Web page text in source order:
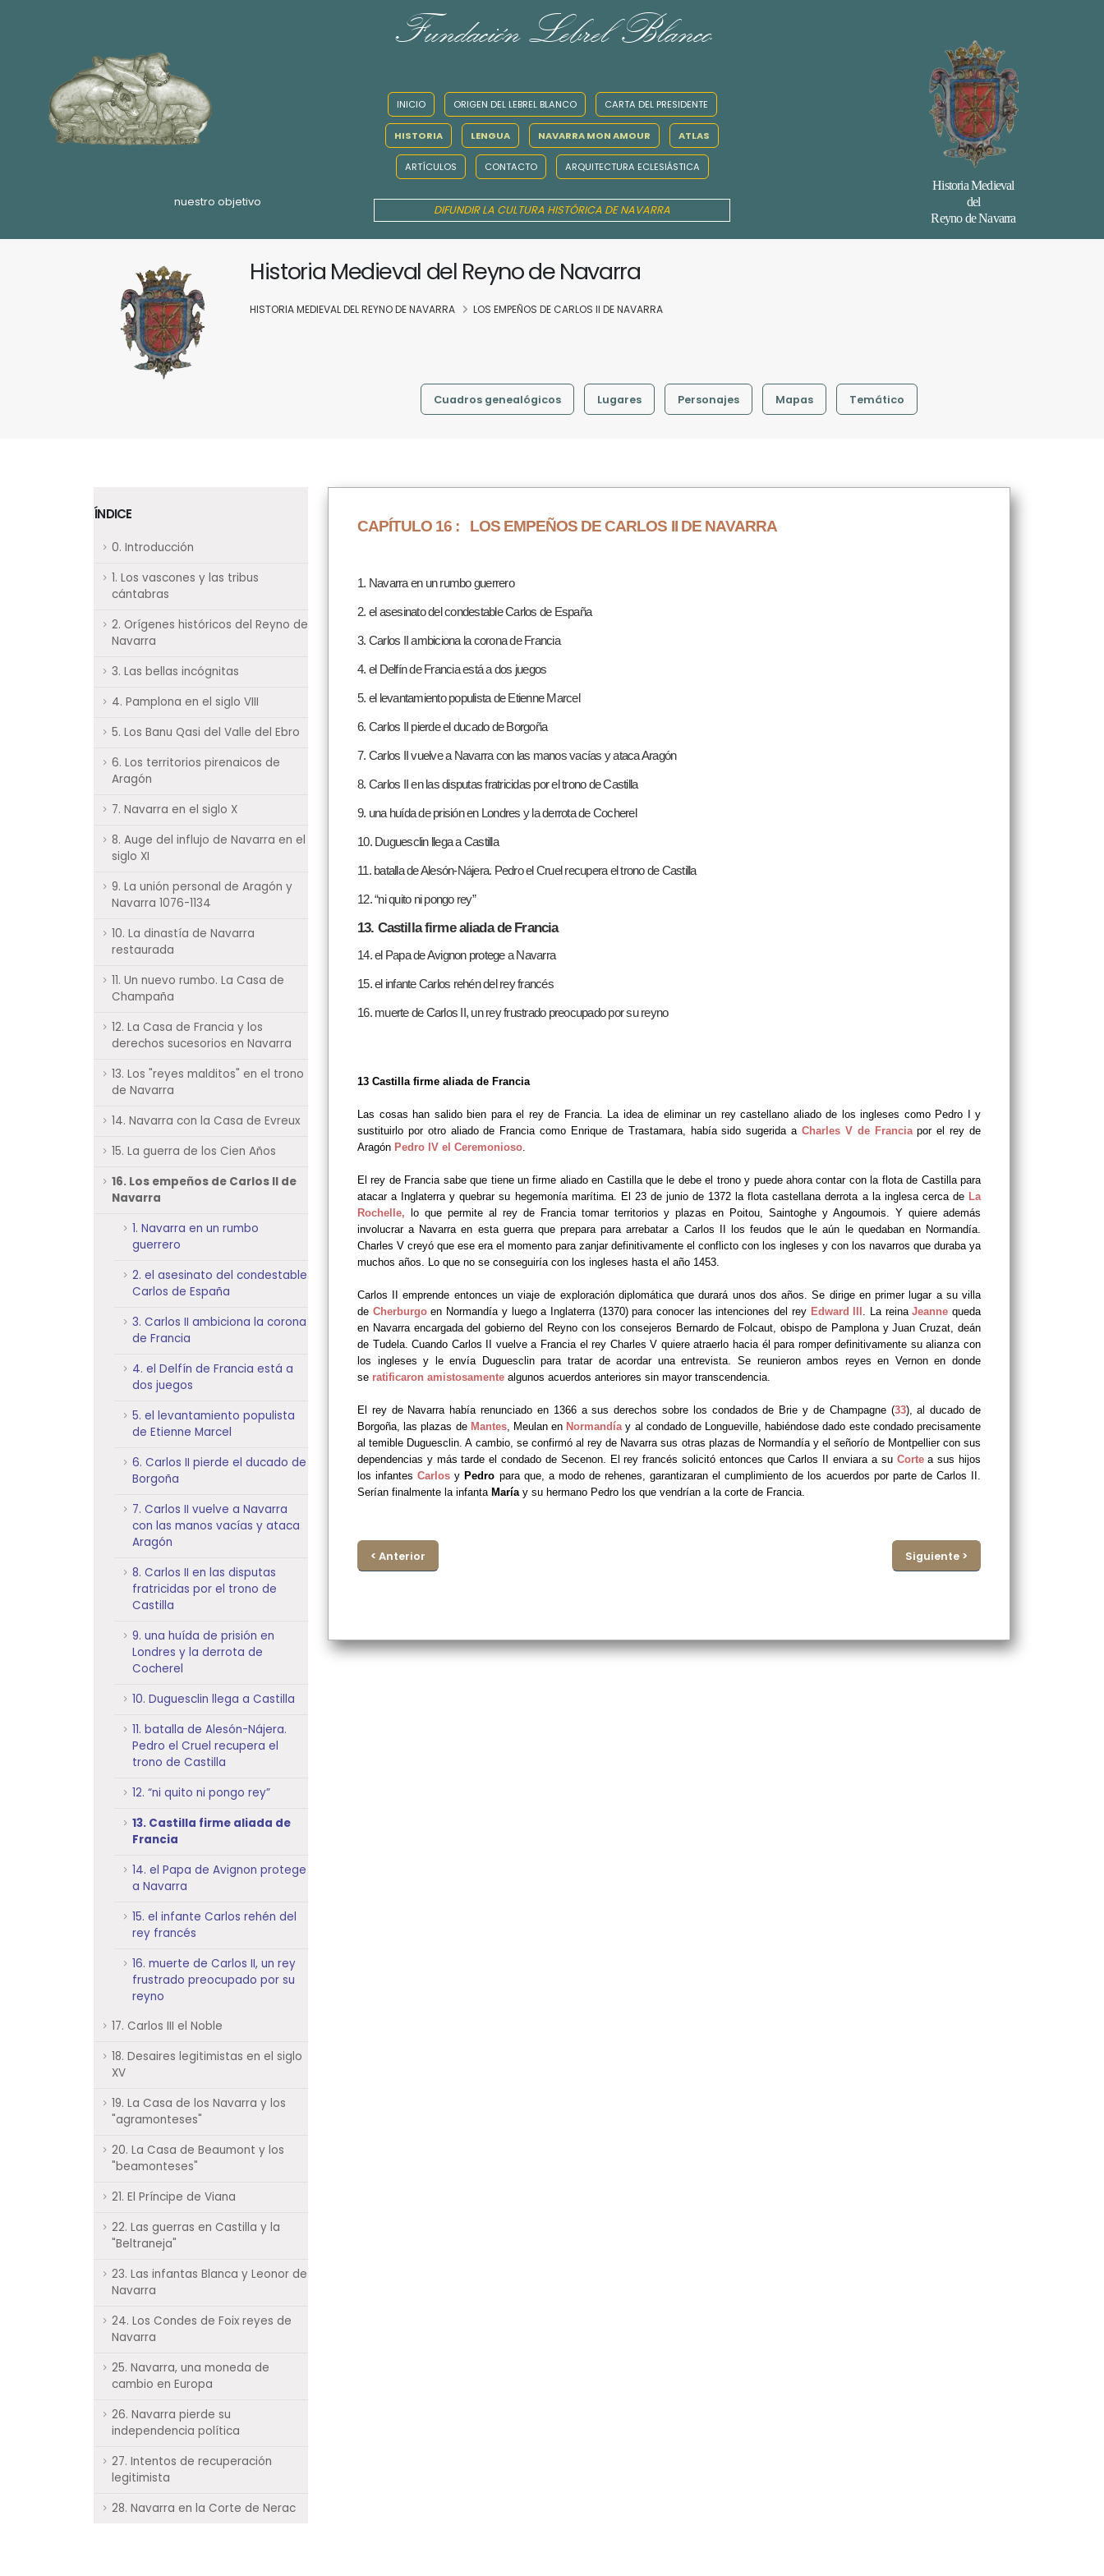
nuestro objetivo
Fundación Lebrel Blanco
INICIO ORIGEN DEL LEBREL BLANCO CARTA DEL PRESIDENTE
HISTORIA LENGUA NAVARRA MON AMOUR ATLAS
ARTÍCULOS CONTACTO ARQUITECTURA ECLESIÁSTICA
DIFUNDIR LA CULTURA HISTÓRICA DE NAVARRA
Historia Medieval
del
Reyno de Navarra
Historia Medieval del Reyno de Navarra
HISTORIA MEDIEVAL DEL REYNO DE NAVARRA LOS EMPEÑOS DE CARLOS II DE NAVARRA
Cuadros genealógicos Lugares Personajes Mapas Temático
ÍNDICE
0. Introducción
1. Los vascones y las tribus
cántabras
2. Orígenes históricos del Reyno de
Navarra
3. Las bellas incógnitas
4. Pamplona en el siglo VIII
5. Los Banu Qasi del Valle del Ebro
6. Los territorios pirenaicos de
Aragón
7. Navarra en el siglo X
8. Auge del influjo de Navarra en el
siglo XI
9. La unión personal de Aragón y
Navarra 1076-1134
10. La dinastía de Navarra
restaurada
11. Un nuevo rumbo. La Casa de
Champaña
12. La Casa de Francia y los
derechos sucesorios en Navarra
13. Los "reyes malditos" en el trono
de Navarra
14. Navarra con la Casa de Evreux
15. La guerra de los Cien Años
16. Los empeños de Carlos II de
Navarra
1. Navarra en un rumbo
guerrero
2. el asesinato del condestable
Carlos de España
3. Carlos II ambiciona la corona
de Francia
4. el Delfín de Francia está a
dos juegos
5. el levantamiento populista
de Etienne Marcel
6. Carlos II pierde el ducado de
Borgoña
7. Carlos II vuelve a Navarra
con las manos vacías y ataca
Aragón
8. Carlos II en las disputas
fratricidas por el trono de
Castilla
9. una huída de prisión en
Londres y la derrota de
Cocherel
10. Duguesclin llega a Castilla
11. batalla de Alesón-Nájera.
Pedro el Cruel recupera el
trono de Castilla
12. “ni quito ni pongo rey”
13. Castilla firme aliada de
Francia
14. el Papa de Avignon protege
a Navarra
15. el infante Carlos rehén del
rey francés
16. muerte de Carlos II, un rey
frustrado preocupado por su
reyno
17. Carlos III el Noble
18. Desaires legitimistas en el siglo
XV
19. La Casa de los Navarra y los
"agramonteses"
20. La Casa de Beaumont y los
"beamonteses"
21. El Príncipe de Viana
22. Las guerras en Castilla y la
"Beltraneja"
23. Las infantas Blanca y Leonor de
Navarra
24. Los Condes de Foix reyes de
Navarra
25. Navarra, una moneda de
cambio en Europa
26. Navarra pierde su
independencia política
27. Intentos de recuperación
legitimista
28. Navarra en la Corte de Nerac
CAPÍTULO 16 : LOS EMPEÑOS DE CARLOS II DE NAVARRA
1. Navarra en un rumbo guerrero
2. el asesinato del condestable Carlos de España
3. Carlos II ambiciona la corona de Francia
4. el Delfín de Francia está a dos juegos
5. el levantamiento populista de Etienne Marcel
6. Carlos II pierde el ducado de Borgoña
7. Carlos II vuelve a Navarra con las manos vacías y ataca Aragón
8. Carlos II en las disputas fratricidas por el trono de Castilla
9. una huída de prisión en Londres y la derrota de Cocherel
10. Duguesclin llega a Castilla
11. batalla de Alesón-Nájera. Pedro el Cruel recupera el trono de Castilla
12. “ni quito ni pongo rey”
13. Castilla firme aliada de Francia
14. el Papa de Avignon protege a Navarra
15. el infante Carlos rehén del rey francés
16. muerte de Carlos II, un rey frustrado preocupado por su reyno
13 Castilla firme aliada de Francia
Las cosas han salido bien para el rey de Francia. La idea de eliminar un rey castellano aliado de los ingleses como Pedro I y
sustituirlo por otro aliado de Francia como Enrique de Trastamara, había sido sugerida a Charles V de Francia por el rey de
Aragón Pedro IV el Ceremonioso.
El rey de Francia sabe que tiene un firme aliado en Castilla que le debe el trono y puede ahora contar con la flota de Castilla para
atacar a Inglaterra y quebrar su hegemonía marítima. El 23 de junio de 1372 la flota castellana derrota a la inglesa cerca de La
Rochelle, lo que permite al rey de Francia tomar territorios y plazas en Poitou, Saintoghe y Angoumois. Y quiere además
involucrar a Navarra en esta guerra que prepara para arrebatar a Carlos II los feudos que le aún le quedaban en Normandía.
Charles V creyó que ese era el momento para zanjar definitivamente el conflicto con los ingleses y con los navarros que duraba ya
muchos años. Lo que no se conseguiría con los ingleses hasta el año 1453.
Carlos II emprende entonces un viaje de exploración diplomática que durará unos dos años. Se dirige en primer lugar a su villa
de Cherburgo en Normandía y luego a Inglaterra (1370) para conocer las intenciones del rey Edward III . La reinaJeanne queda
en Navarra encargada del gobierno del Reyno con los consejeros Bernardo de Folcaut, obispo de Pamplona y Juan Cruzat, deán
de Tudela. Cuando Carlos II vuelve a Francia el rey Charles V quiere atraerlo hacia él para romper definitivamente su alianza con
los ingleses y le envía Duguesclin para tratar de acordar una entrevista. Se reunieron ambos reyes en Vernon en donde
se ratificaron amistosamente algunos acuerdos anteriores sin mayor transcendencia.
El rey de Navarra había renunciado en 1366 a sus derechos sobre los condados de Brie y de Champagne (33), al ducado de
Borgoña, las plazas de Mantes, Meulan en Normandía y al condado de Longueville, habiéndose dado este condado precisamente
al temible Duguesclin. A cambio, se confirmó al rey de Navarra sus otras plazas de Normandía y el señorío de Montpellier con sus
dependencias y más tarde el condado de Secenon. El rey francés solicitó entonces que Carlos II enviara a su Corte a sus hijos
los infantesCarlos y Pedro para que, a modo de rehenes, garantizaran el cumplimiento de los acuerdos por parte de Carlos II.
Serían finalmente la infanta María y su hermano Pedro los que vendrían a la corte de Francia.
< Anterior Siguiente >